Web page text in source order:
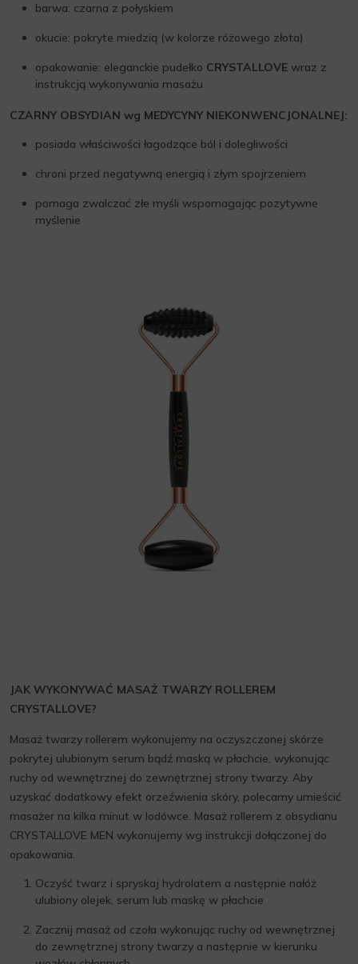
barwa: czarna z połyskiem
okucie: pokryte miedzią (w kolorze różowego złota)
opakowanie: eleganckie pudełko CRYSTALLOVE wraz z
instrukcją wykonywania masażu
CZARNY OBSYDIAN wg MEDYCYNY NIEKONWENCJONALNEJ:
posiada właściwości łagodzące ból i dolegliwości
chroni przed negatywną energią i złym spojrzeniem
pomaga zwalczać złe myśli wspomagając pozytywne
myślenie
JAK WYKONYWAĆ MASAŻ TWARZY ROLLEREM
CRYSTALLOVE?
Masaż twarzy rollerem wykonujemy na oczyszczonej skórze
pokrytej ulubionym serum bądź maską w płachcie, wykonując
ruchy od wewnętrznej do zewnętrznej strony twarzy. Aby
uzyskać dodatkowy efekt orzeźwienia skóry, polecamy umieścić
masażer na kilka minut w lodówce. Masaż rollerem z obsydianu
CRYSTALLOVE MEN wykonujemy wg instrukcji dołączonej do
opakowania.
Oczyść twarz i spryskaj hydrolatem a następnie nałóż
ulubiony olejek, serum lub maskę w płachcie
Zacznij masaż od czoła wykonując ruchy od wewnętrznej
do zewnętrznej strony twarzy a następnie w kierunku